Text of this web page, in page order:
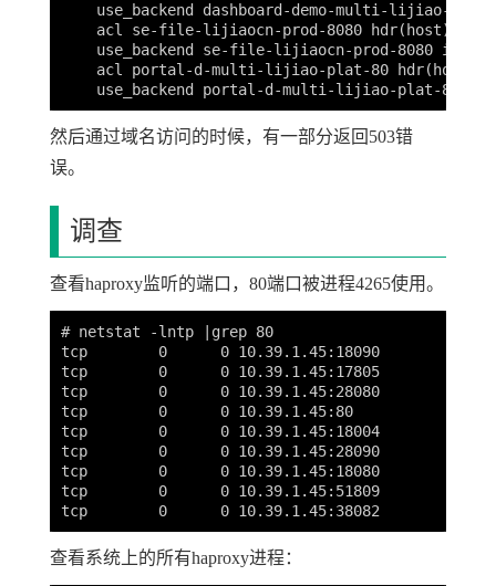
use_backend dashboard-demo-multi-lijiao-
acl se-file-lijiaocn-prod-8080 hdr(host) -i
use_backend se-file-lijiaocn-prod-8080 if
acl portal-d-multi-lijiao-plat-80 hdr(host)
然后通过域名访问的时候，有一部分返回503错
误。
调查
查看haproxy监听的端口，80端口被进程4265使用。
# netstat -lntp |grep 80
tcp        0      0 10.39.1.45:18090
tcp        0      0 10.39.1.45:17805
tcp        0      0 10.39.1.45:28080
tcp        0      0 10.39.1.45:80
tcp        0      0 10.39.1.45:18004
tcp        0      0 10.39.1.45:28090
tcp        0      0 10.39.1.45:18080
tcp        0      0 10.39.1.45:51809
查看系统上的所有haproxy进程：